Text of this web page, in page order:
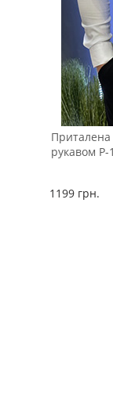
Приталена
рукавом Р-
1199 грн.